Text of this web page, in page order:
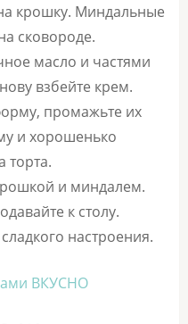
крошку. Миндальные
сковороде.
масло и частями
взбейте крем.
промажьте их
и хорошенько
торта.
и миндалем.
к столу.
настроения.
ВКУСНО